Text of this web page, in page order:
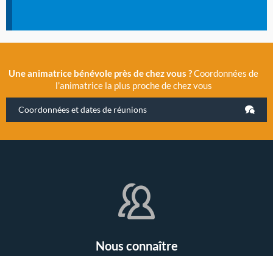
Une animatrice bénévole près de chez vous ?Coordonnées de
l’animatrice la plus proche de chez vous
Coordonnées et dates de réunions
Nous connaître